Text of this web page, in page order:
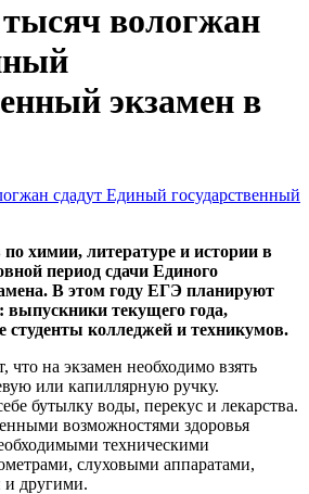
вологжан
экзамен в
химии, литературе и истории в
период сдачи Единого
В этом году ЕГЭ планируют
выпускники текущего года,
колледжей и техникумов.
на экзамен необходимо взять
или капиллярную ручку.
бутылку воды, перекус и лекарства.
возможностями здоровья
техническими
слуховыми аппаратами,
и другими.